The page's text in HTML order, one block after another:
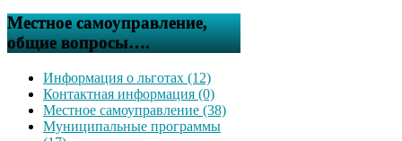
Местное самоуправление,
общие вопросы….
Информация о льготах (12)
Контактная информация (0)
Местное самоуправление (38)
Муниципальные программы